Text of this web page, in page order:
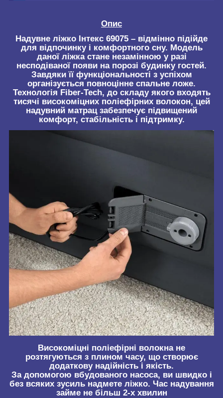
Опис
Надувне ліжко Інтекс 69075 – відмінно підійде
для відпочинку і комфортного сну. Модель
даної ліжка стане незамінною у разі
несподіваної появи на порозі будинку гостей.
Завдяки її функціональності з успіхом
організується повноцінне спальне ложе.
Технологія Fiber-Tech, до складу якого входять
тисячі високоміцних поліефірних волокон, цей
надувний матрац забезпечує підвищений
комфорт, стабільність і підтримку.
Високоміцні поліефірні волокна не
розтягуються з плином часу, що створює
додаткову надійність і якість.
За допомогою вбудованого насоса, ви швидко і
без всяких зусиль надмете ліжко. Час надування
займе не більш 2-х хвилин